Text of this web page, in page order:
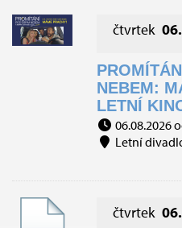
čtvrtek 06.
NEBEM:
LETNÍ
06.08.2026
Letní
čtvrtek 06.